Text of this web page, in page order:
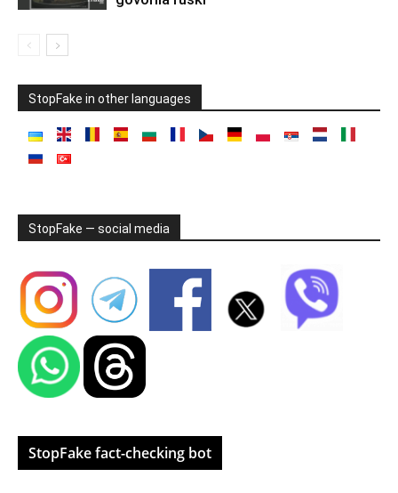
StopFake in other languages
StopFake — social media
StopFake fact-checking bot